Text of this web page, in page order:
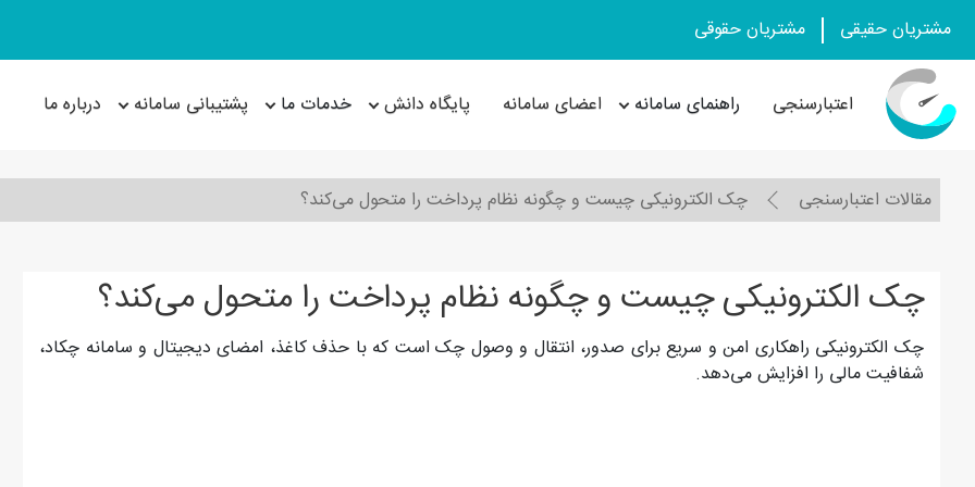
مشتریان حقیقی مشتریان حقوقی
اعتبارسنجی راهنمای سامانه اعضای سامانه پایگاه دانش خدمات ما پشتیبانی سامانه درباره ما
مقالات اعتبارسنجی چک الکترونیکی چیست و چگونه نظام پرداخت را متحول می‌کند؟
چک الکترونیکی چیست و چگونه نظام پرداخت را متحول می‌کند؟
چک الکترونیکی راهکاری امن و سریع برای صدور، انتقال و وصول چک است که با حذف کاغذ، امضای دیجیتال و سامانه چکاد،
شفافیت مالی را افزایش می‌دهد.